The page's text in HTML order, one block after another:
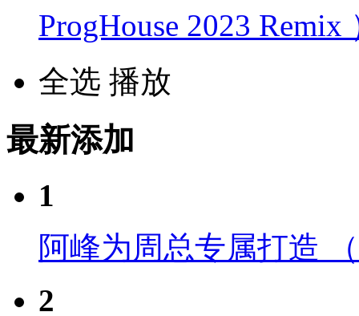
ProgHouse 2023 Remix
全选 播放
最新添加
1
阿峰为周总专属打造
2